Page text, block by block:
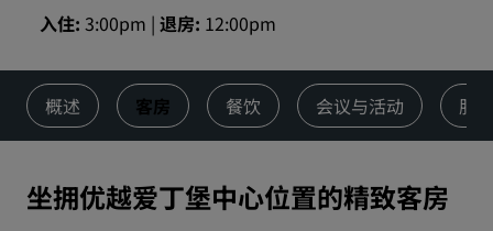
入住 3:00pm 退房 12:00pm
概述 客房 餐饮 会议与活动 服务
坐拥优越爱丁堡中心位置的精致客房